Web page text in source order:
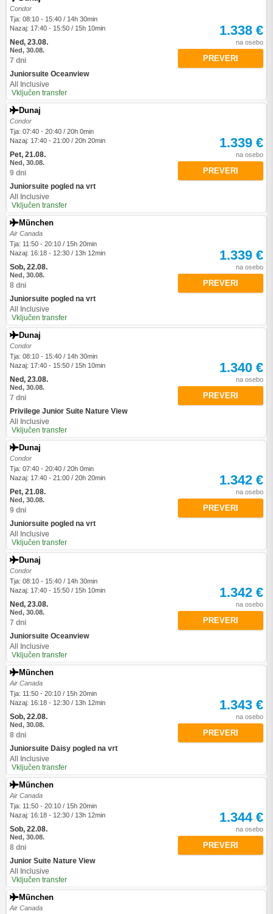
Condor
Tja: 08:10 - 15:40 / 14h 30min
Nazaj: 17:40 - 15:50 / 15h 10min
Ned, 23.08.
Ned, 30.08.
7 dni
Juniorsuite Oceanview
All Inclusive
Vključen transfer
1.338 €
na osebo
PREVERI
Dunaj
Condor
Tja: 07:40 - 20:40 / 20h 0min
Nazaj: 17:40 - 21:00 / 20h 20min
Pet, 21.08.
Ned, 30.08.
9 dni
Juniorsuite pogled na vrt
All Inclusive
Vključen transfer
1.339 €
na osebo
PREVERI
München
Air Canada
Tja: 11:50 - 20:10 / 15h 20min
Nazaj: 16:18 - 12:30 / 13h 12min
Sob, 22.08.
Ned, 30.08.
8 dni
Juniorsuite pogled na vrt
All Inclusive
Vključen transfer
1.339 €
na osebo
PREVERI
Dunaj
Condor
Tja: 08:10 - 15:40 / 14h 30min
Nazaj: 17:40 - 15:50 / 15h 10min
Ned, 23.08.
Ned, 30.08.
7 dni
Privilege Junior Suite Nature View
All Inclusive
Vključen transfer
1.340 €
na osebo
PREVERI
Dunaj
Condor
Tja: 07:40 - 20:40 / 20h 0min
Nazaj: 17:40 - 21:00 / 20h 20min
Pet, 21.08.
Ned, 30.08.
9 dni
Juniorsuite pogled na vrt
All Inclusive
Vključen transfer
1.342 €
na osebo
PREVERI
Dunaj
Condor
Tja: 08:10 - 15:40 / 14h 30min
Nazaj: 17:40 - 15:50 / 15h 10min
Ned, 23.08.
Ned, 30.08.
7 dni
Juniorsuite Oceanview
All Inclusive
Vključen transfer
1.342 €
na osebo
PREVERI
München
Air Canada
Tja: 11:50 - 20:10 / 15h 20min
Nazaj: 16:18 - 12:30 / 13h 12min
Sob, 22.08.
Ned, 30.08.
8 dni
Juniorsuite Daisy pogled na vrt
All Inclusive
Vključen transfer
1.343 €
na osebo
PREVERI
München
Air Canada
Tja: 11:50 - 20:10 / 15h 20min
Nazaj: 16:18 - 12:30 / 13h 12min
Sob, 22.08.
Ned, 30.08.
8 dni
Junior Suite Nature View
All Inclusive
Vključen transfer
1.344 €
na osebo
PREVERI
München
Air Canada